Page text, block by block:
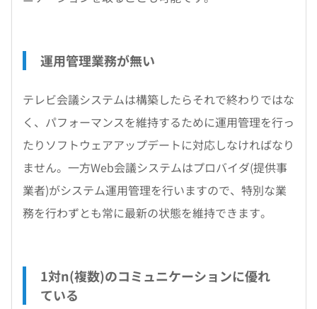
運用管理業務が無い
テレビ会議システムは構築したらそれで終わりではな
く、パフォーマンスを維持するために運用管理を行っ
たりソフトウェアアップデートに対応しなければなり
ません。一方Web会議システムはプロバイダ(提供事
業者)がシステム運用管理を行いますので、特別な業
務を行わずとも常に最新の状態を維持できます。
1対n(複数)のコミュニケーションに優れ
ている